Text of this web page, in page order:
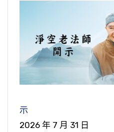
示
2026 年 7 月 31 日